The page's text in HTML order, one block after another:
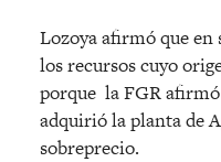
Lozoya afirmó que en
los recursos cuyo
porque la FGR
adquirió la planta de
sobreprecio.